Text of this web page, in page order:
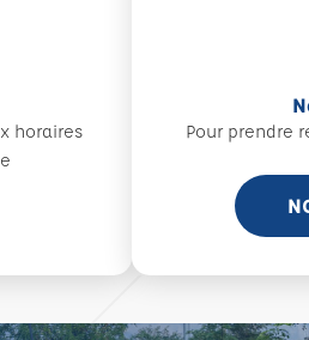
horaires
Pour prendre